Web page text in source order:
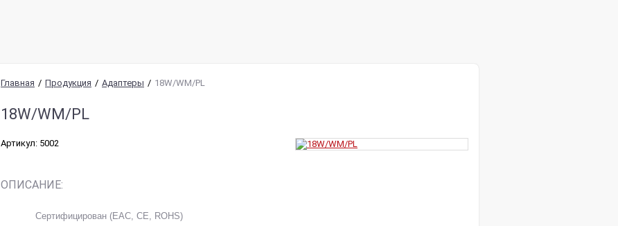
Главная / Продукция / Адаптеры / 18W/WM/PL
18W/WM/PL
Артикул: 5002
ОПИСАНИЕ:
Сертифицирован (EAC, CE, ROHS)